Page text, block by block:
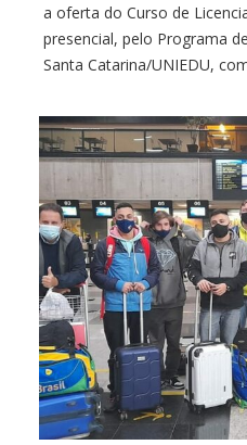
a oferta do Curso de
presencial, pelo Programa
Santa Catarina/UNIEDU,
Educação Superior –
oferecidas as seguintes